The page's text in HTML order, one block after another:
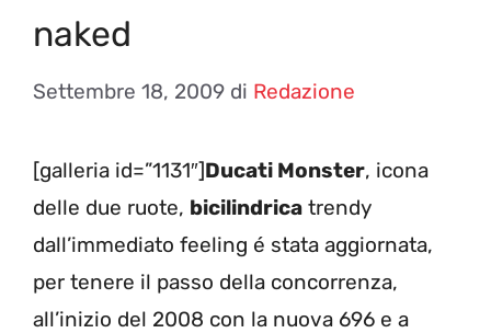
naked
Settembre 18, 2009 di Redazione
[galleria id=”1131″]Ducati Monster, icona
delle due ruote, bicilindrica trendy
dall’immediato feeling é stata aggiornata,
per tenere il passo della concorrenza,
all’inizio del 2008 con la nuova 696 e a